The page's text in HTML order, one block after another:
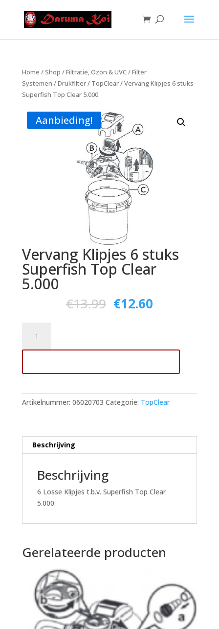
Home /Shop /Filtratie, Ozon & UVC/Filter
Systemen /Drukfilter/ TopClear/ Vervang Klipjes 6 stuks
Superfish Top Clear 5.000
Aanbieding!
Vervang Klipjes 6 stuks
Superfish Top Clear
5.000
€13.99 €12.60
Klipjes
6
Superfish
Clear
5.000
Artikelnummer: 06020703 Categorie: TopClear
Beschrijving
Beschrijving
6 Losse Klipjes t.b.v. Superfish Top Clear
5.000.
Gerelateerde producten